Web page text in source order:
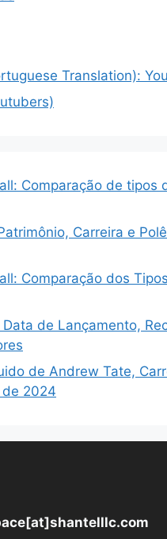
Translation):
Comparação de tipos
Carreira e
Comparação dos
de Lançamento,
de Andrew Tate,
2024